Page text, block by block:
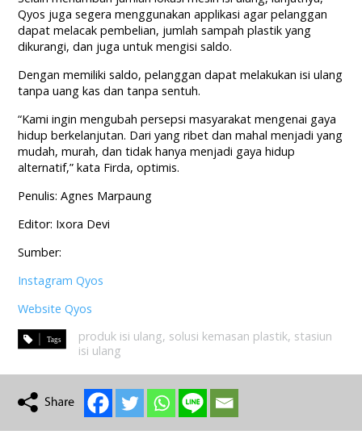
Qyos juga segera menggunakan applikasi agar pelanggan
dapat melacak pembelian, jumlah sampah plastik yang
dikurangi, dan juga untuk mengisi saldo.
Dengan memiliki saldo, pelanggan dapat melakukan isi ulang
tanpa uang kas dan tanpa sentuh.
“Kami ingin mengubah persepsi masyarakat mengenai gaya
hidup berkelanjutan. Dari yang ribet dan mahal menjadi yang
mudah, murah, dan tidak hanya menjadi gaya hidup
alternatif,” kata Firda, optimis.
Penulis: Agnes Marpaung
Editor: Ixora Devi
Sumber:
Instagram Qyos
Website Qyos
produk isi ulang, solusi kemasan plastik, stasiun
isi ulang